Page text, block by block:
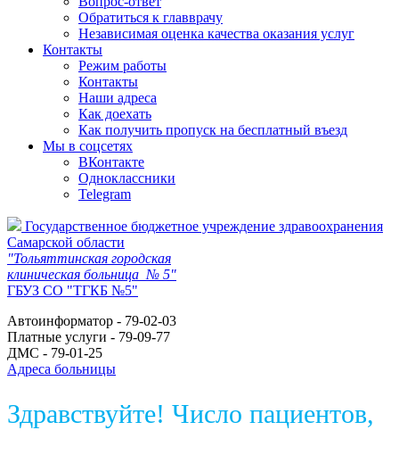
Обратиться к главврачу
Независимая оценка качества оказания услуг
Контакты
Режим работы
Контакты
Наши адреса
Как доехать
Как получить пропуск на бесплатный въезд
Мы в соцсетях
ВКонтакте
Одноклассники
Telegram
Государственное бюджетное учреждение здравоохранения
Самарской области
"Тольяттинская городская
клиническая больница № 5"
ГБУЗ СО "ТГКБ №5"
Автоинформатор - 79-02-03
Платные услуги - 79-09-77
ДМС - 79-01-25
Адреса больницы
Здравствуйте! Число пациентов,